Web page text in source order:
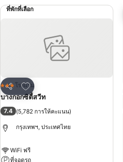
ที่พักที่เลือก
แชร์
เพิ่มในรายการโปรด
3 ดาว โรงแรม
บางกอกซิตี้สวีท
7.4 (5,782 การให้คะแนน)
กรุงเทพฯ, ประเทศไทย
WiFi ฟรี
ที่จอดรถ